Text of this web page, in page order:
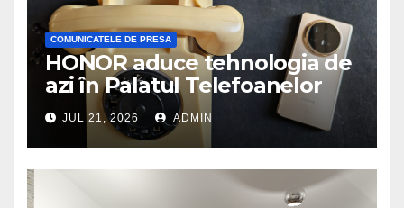
COMUNICATELE DE PRESA
HONOR aduce tehnologia de
azi în Palatul Telefoanelor
JUL 21, 2026 ADMIN